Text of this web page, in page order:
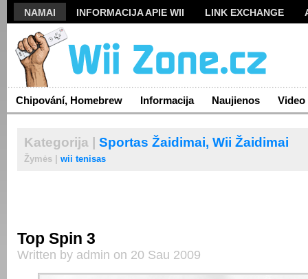
NAMAI INFORMACIJA APIE WII LINK EXCHANGE
Chipování, Homebrew Informacija Naujienos Video
Kategorija | Sportas Žaidimai, Wii Žaidimai
Žymės | wii tenisas
Top Spin 3
Written by admin on 20 Sau 2009